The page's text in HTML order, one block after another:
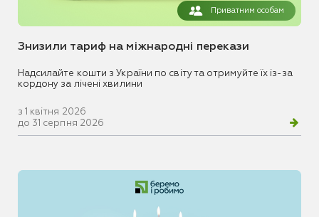
Приватним особам
Знизили тариф на міжнародні перекази
Надсилайте кошти з України по світу та отримуйте їх із-за
кордону за лічені хвилини
з 1 квітня 2026
до 31 серпня 2026